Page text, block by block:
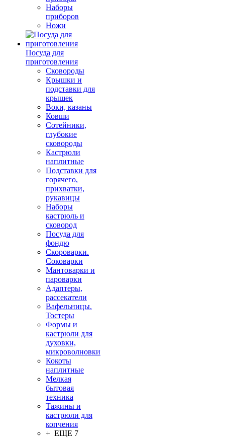
Наборы
приборов
Ножи
Посуда для
приготовления
Сковороды
Крышки и
подставки для
крышек
Воки, казаны
Ковши
Сотейники,
глубокие
сковороды
Кастрюли
наплитные
Подставки для
горячего,
прихватки,
рукавицы
Наборы
кастрюль и
сковород
Посуда для
фондю
Скороварки.
Соковарки
Мантоварки и
пароварки
Адаптеры,
рассекатели
Вафельницы.
Тостеры
Формы и
кастрюли для
духовки,
микроволновки
Кокоты
наплитные
Мелкая
бытовая
техника
Тажины и
кастрюли для
копчения
+ ЕЩЕ 7